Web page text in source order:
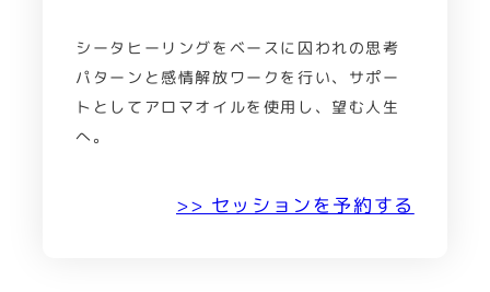
シータヒーリングをベースに囚われの思考
パターンと感情解放ワークを行い、サポー
トとしてアロマオイルを使用し、望む人生
へ。
>> セッションを予約する